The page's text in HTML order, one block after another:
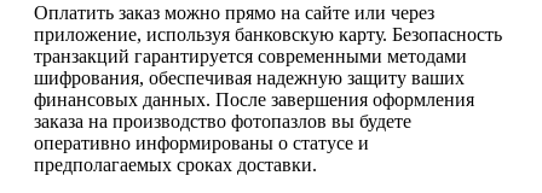
Оплатить заказ можно прямо на сайте или через
приложение, используя банковскую карту. Безопасность
транзакций гарантируется современными методами
шифрования, обеспечивая надежную защиту ваших
финансовых данных. После завершения оформления
заказа на производство фотопазлов вы будете
оперативно информированы о статусе и
предполагаемых сроках доставки.